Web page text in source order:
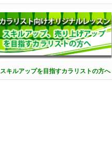
スキルアップを目指すカラリストの方へ